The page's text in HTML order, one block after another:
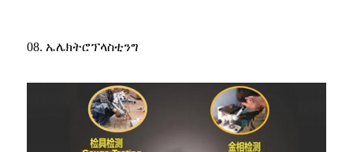
08. ኤሌክትሮፕላስቲንግ